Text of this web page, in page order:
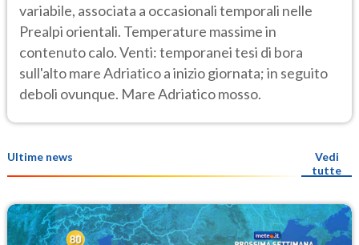
variabile, associata a occasionali temporali nelle
Prealpi orientali. Temperature massime in
contenuto calo. Venti: temporanei tesi di bora
sull'alto mare Adriatico a inizio giornata; in seguito
deboli ovunque. Mare Adriatico mosso.
Ultime news
Vedi
tutte